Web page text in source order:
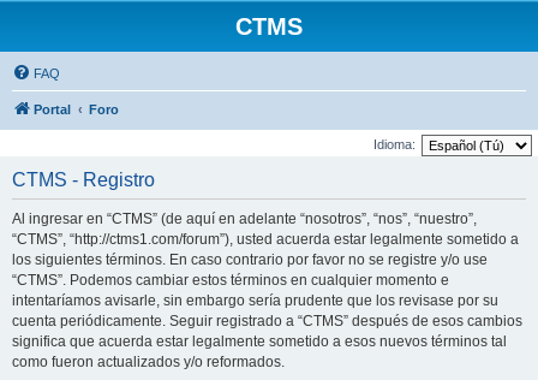
CTMS
FAQ
Portal Foro
Idioma:
CTMS - Registro
Al ingresar en “CTMS” (de aquí en adelante “nosotros”, “nos”, “nuestro”,
“CTMS”, “http://ctms1.com/forum”), usted acuerda estar legalmente sometido a
los siguientes términos. En caso contrario por favor no se registre y/o use
“CTMS”. Podemos cambiar estos términos en cualquier momento e
intentaríamos avisarle, sin embargo sería prudente que los revisase por su
cuenta periódicamente. Seguir registrado a “CTMS” después de esos cambios
significa que acuerda estar legalmente sometido a esos nuevos términos tal
como fueron actualizados y/o reformados.